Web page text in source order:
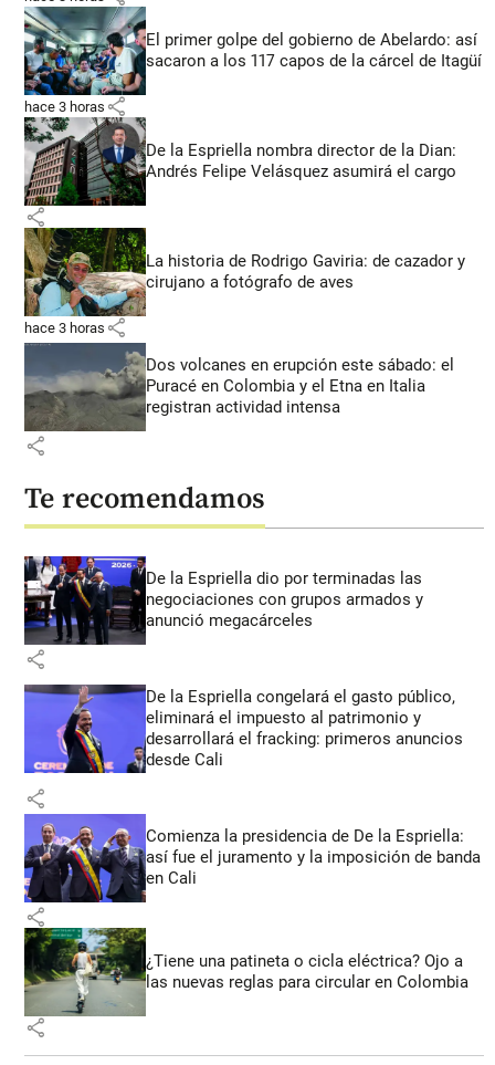
El primer golpe del gobierno de Abelardo: así
sacaron a los 117 capos de la cárcel de Itagüí
hace 3 horas share
De la Espriella nombra director de la Dian:
Andrés Felipe Velásquez asumirá el cargo
share
La historia de Rodrigo Gaviria: de cazador y
cirujano a fotógrafo de aves
hace 3 horas share
Dos volcanes en erupción este sábado: el
Puracé en Colombia y el Etna en Italia
registran actividad intensa
share
Te recomendamos
De la Espriella dio por terminadas las
negociaciones con grupos armados y
anunció megacárceles
share
De la Espriella congelará el gasto público,
eliminará el impuesto al patrimonio y
desarrollará el fracking: primeros anuncios
desde Cali
share
Comienza la presidencia de De la Espriella:
así fue el juramento y la imposición de banda
en Cali
share
¿Tiene una patineta o cicla eléctrica? Ojo a
las nuevas reglas para circular en Colombia
share